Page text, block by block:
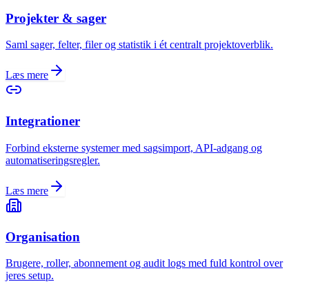
Projekter & sager
Saml sager, felter, filer og statistik i ét centralt projektoverblik.
Læs mere
Integrationer
Forbind eksterne systemer med sagsimport, API-adgang og
automatiseringsregler.
Læs mere
Organisation
Brugere, roller, abonnement og audit logs med fuld kontrol over
jeres setup.